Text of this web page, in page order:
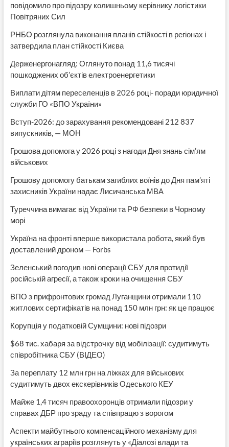
повідомило про підозру колишньому керівнику логістики
Повітряних Сил
РНБО розглянула виконання планів стійкості в регіонах і
затвердила план стійкості Києва
Держенергонагляд: Оглянуто понад 11,6 тисячі
пошкоджених об’єктів електроенергетики
Виплати дітям переселенців в 2026 році- поради юридичної
служби ГО «ВПО України»
Вступ-2026: до зарахування рекомендовані 212 837
випускників, — МОН
Грошова допомога у 2026 році з нагоди Дня знань сім’ям
військових
Грошову допомогу батькам загиблих воїнів до Дня пам’яті
захисників України надає Лисичанська МВА
Туреччина вимагає від України та РФ безпеки в Чорному
морі
Україна на фронті вперше використала робота, який був
доставлений дроном — Forbs
Зеленський погодив нові операції СБУ для протидії
російській агресії, а також кроки на очищення СБУ
ВПО з прифронтових громад Луганщини отримали 110
житлових сертифікатів на понад 150 млн грн: як це працює
Корупція у податковій Сумщини: нові підозри
$68 тис. хабаря за відстрочку від мобілізації: судитимуть
співробітника СБУ (ВІДЕО)
За переплату 12 млн грн на ліжках для військових
судитимуть двох екскерівників Одеського КЕУ
Майже 1,4 тисяч правоохоронців отримали підозри у
справах ДБР про зраду та співпрацю з ворогом
Аспекти майбутнього компенсаційного механізму для
українських аграріїв розглянуть у «Діалозі влади та